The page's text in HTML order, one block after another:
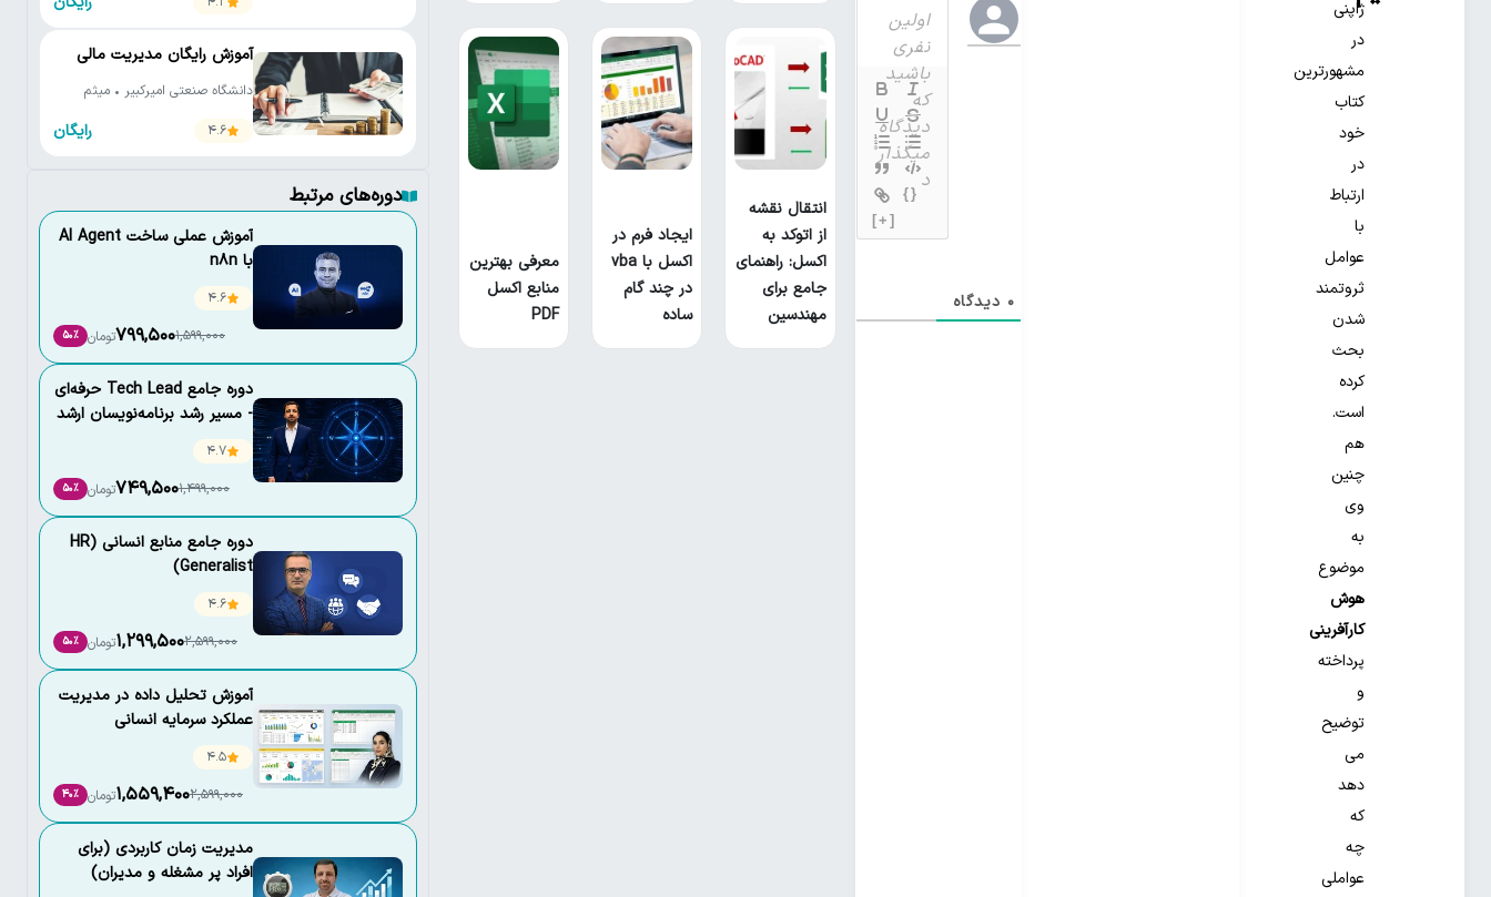
ژاپنی
در
مشهورترین
کتاب
خود
در
ارتباط
با
عوامل
ثروتمند
شدن
بحث
کرده
است.
هم
چنین
وی
به
موضوع
هوش
کارآفرینی
پرداخته
و
توضیح
می
دهد
که
چه
عواملی
{}
[+]
0 دیدگاه
انتقال نقشه
از اتوکد به
اکسل: راهنمای
جامع برای
مهندسین
ایجاد فرم در
اکسل با vba
در چند گام
ساده
معرفی بهترین
منابع اکسل
PDF
آموزش رایگان مدیریت مالی
دانشگاه صنعتی امیرکبیر • میثم
4.6
رایگان
دوره‌های مرتبط
آموزش عملی ساخت AI Agent
با n8n
4.6
1,599,000
799,500تومان 50٪
دوره جامع Tech Lead حرفه‌ای
- مسیر رشد برنامه‌نویسان ارشد
4.7
1,499,000
749,500تومان 50٪
دوره جامع منابع انسانی (HR
Generalist)
4.6
2,599,000
1,299,500تومان 50٪
آموزش تحلیل داده در مدیریت
عملکرد سرمایه انسانی
4.5
2,599,000
1,559,400تومان 40٪
مدیریت زمان کاربردی (برای
افراد پر مشغله و مدیران)